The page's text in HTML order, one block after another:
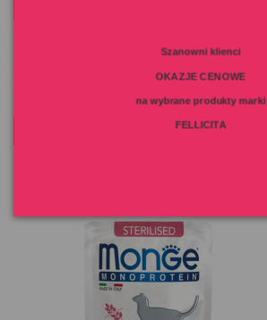
OSTATNIO PRZEGLĄDANE
Szanowni klienci
OKAZJE CENOWE
na wybrane produkty marki
FELLICITA